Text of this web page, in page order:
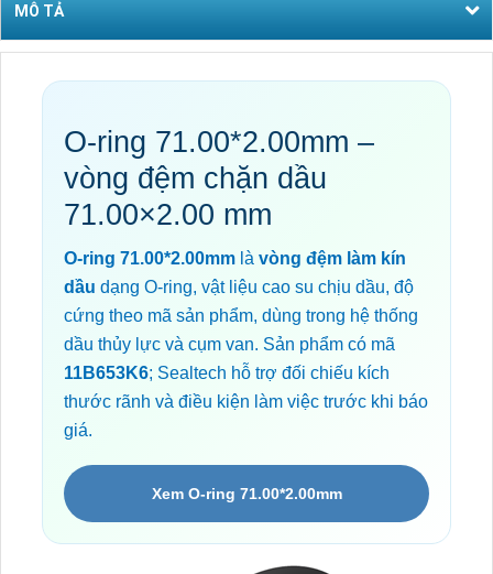
MÔ TẢ
O-ring 71.00*2.00mm –
vòng đệm chặn dầu
71.00×2.00 mm
O-ring 71.00*2.00mm là vòng đệm làm kín
dầu dạng O-ring, vật liệu cao su chịu dầu, độ
cứng theo mã sản phẩm, dùng trong hệ thống
dầu thủy lực và cụm van. Sản phẩm có mã
11B653K6; Sealtech hỗ trợ đối chiếu kích
thước rãnh và điều kiện làm việc trước khi báo
giá.
Xem O-ring 71.00*2.00mm